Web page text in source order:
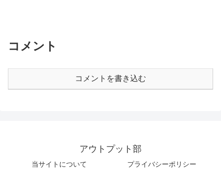
コメント
コメントを書き込む
アウトプット部
当サイトについて プライバシーポリシー